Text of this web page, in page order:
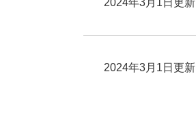
2024年3月1日更新
2024年3月1日更新